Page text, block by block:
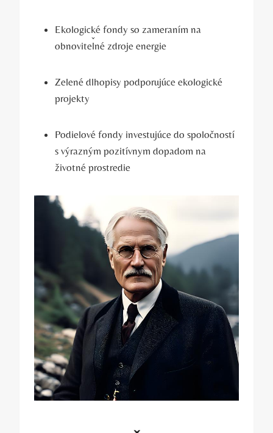
Ekologické fondy so zameraním na
obnoviteľné zdroje energie
Zelené ⁤dlhopisy podporujúce ekologické
projekty
Podielové fondy investujúce do⁤ spoločností
s výrazným pozitívnym dopadom na
životné⁣ prostredie